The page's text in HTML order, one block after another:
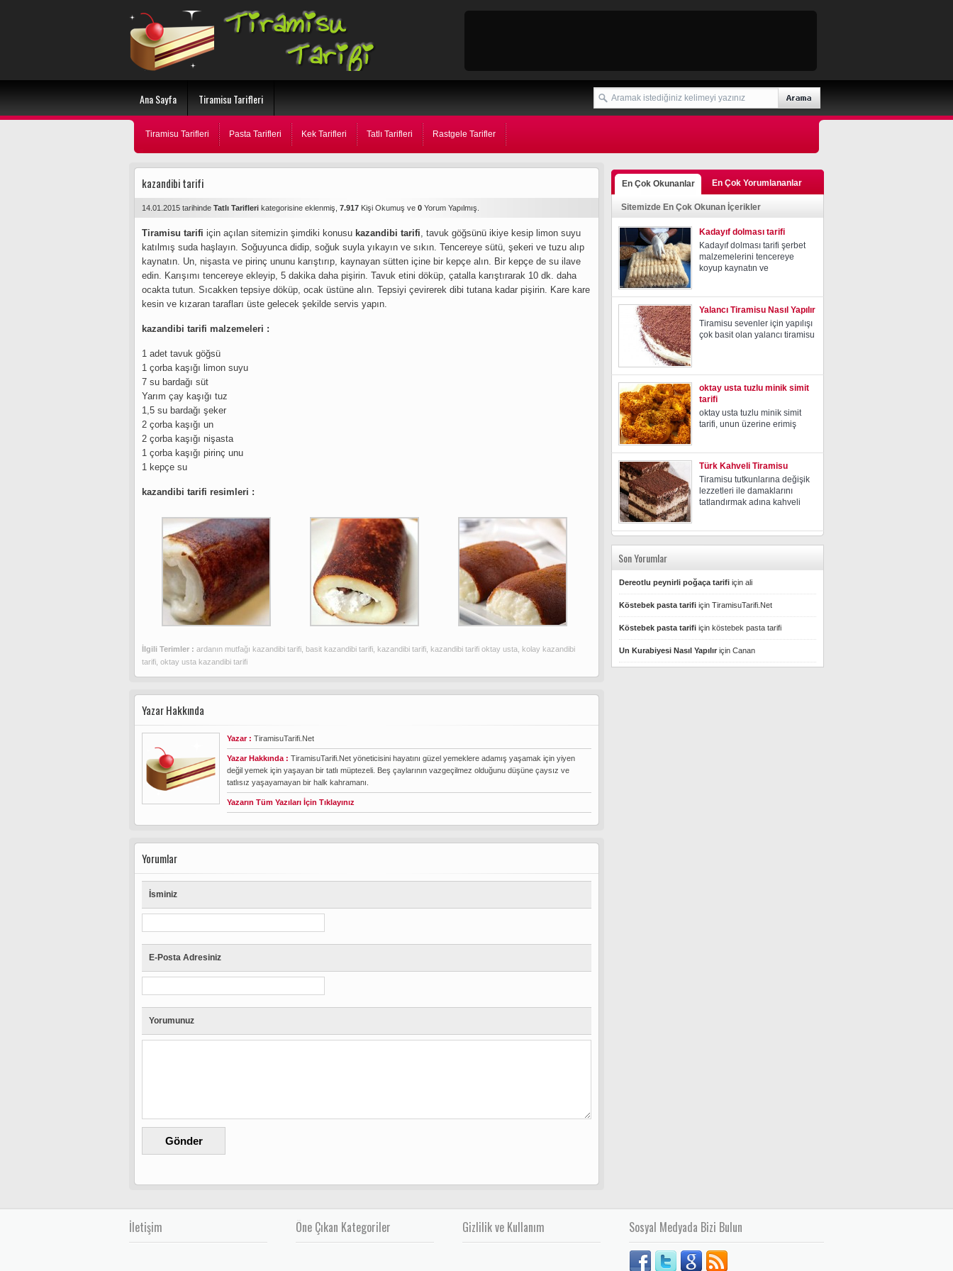
Ana Sayfa Tiramisu Tarifleri
Tiramisu Tarifleri Pasta Tarifleri Kek Tarifleri Tatlı Tarifleri Rastgele Tarifler
kazandibi tarifi
14.01.2015 tarihinde Tatlı Tarifleri kategorisine eklenmiş, 7.917 Kişi Okumuş ve 0 Yorum Yapılmış.
Tiramisu tarifi için açılan sitemizin şimdiki konusu kazandibi tarifi, tavuk göğsünü ikiye kesip limon suyu
katılmış suda haşlayın. Soğuyunca didip, soğuk suyla yıkayın ve sıkın. Tencereye sütü, şekeri ve tuzu alıp
kaynatın. Un, nişasta ve pirinç ununu karıştırıp, kaynayan sütten içine bir kepçe alın. Bir kepçe de su ilave
edin. Karışımı tencereye ekleyip, 5 dakika daha pişirin. Tavuk etini döküp, çatalla karıştırarak 10 dk. daha
ocakta tutun. Sıcakken tepsiye döküp, ocak üstüne alın. Tepsiyi çevirerek dibi tutana kadar pişirin. Kare kare
kesin ve kızaran tarafları üste gelecek şekilde servis yapın.
kazandibi tarifi malzemeleri :
1 adet tavuk göğsü
1 çorba kaşığı limon suyu
7 su bardağı süt
Yarım çay kaşığı tuz
1,5 su bardağı şeker
2 çorba kaşığı un
2 çorba kaşığı nişasta
1 çorba kaşığı pirinç unu
1 kepçe su
kazandibi tarifi resimleri :
İlgili Terimler : ardanın mutfağı kazandibi tarifi basit kazandibi tarifi kazandibi tarifi kazandibi tarifi oktay usta
kolay kazandibi
tarifi oktay usta kazandibi tarifi
Yazar Hakkında
Yazar : TiramisuTarifi.Net
Yazar Hakkında : TiramisuTarifi.Net yöneticisini hayatını güzel yemeklere adamış yaşamak için yiyen
değil yemek için yaşayan bir tatlı müptezeli. Beş çaylarının vazgeçilmez olduğunu düşüne çaysız ve
tatlısız yaşayamayan bir halk kahramanı.
Yazarın Tüm Yazıları İçin Tıklayınız
Yorumlar
İsminiz
E-Posta Adresiniz
Yorumunuz
En Çok Okunanlar En Çok Yorumlananlar
Sitemizde En Çok Okunan İçerikler
Kadayıf dolması tarifi
Kadayıf dolması tarifi şerbet
malzemelerini tencereye
koyup kaynatın ve
Yalancı Tiramisu Nasıl Yapılır
Tiramisu sevenler için yapılışı
çok basit olan yalancı tiramisu
oktay usta tuzlu minik simit
tarifi
oktay usta tuzlu minik simit
tarifi, unun üzerine erimiş
Türk Kahveli Tiramisu
Tiramisu tutkunlarına değişik
lezzetleri ile damaklarını
tatlandırmak adına kahveli
Son Yorumlar
Dereotlu peynirli poğaça tarifi için ali
Köstebek pasta tarifi için TiramisuTarifi.Net
Köstebek pasta tarifi için köstebek pasta tarifi
Un Kurabiyesi Nasıl Yapılır için Canan
İletişim Öne Çıkan Kategoriler Gizlilik ve Kullanım Sosyal Medyada Bizi Bulun